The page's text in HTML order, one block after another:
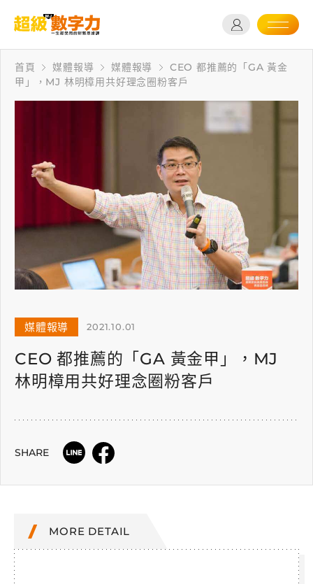
首頁 媒體報導 媒體報導
CEO 都推薦的「GA 黃金
甲」，MJ 林明樟用共好理念圈粉客戶
媒體報導 2021.10.01
CEO 都推薦的「GA 黃金甲」，MJ
林明樟用共好理念圈粉客戶
SHARE
MORE DETAIL